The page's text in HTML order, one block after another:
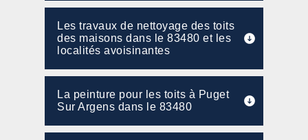
Les travaux de nettoyage des toits
des maisons dans le 83480 et les
localités avoisinantes
La peinture pour les toits à Puget
Sur Argens dans le 83480